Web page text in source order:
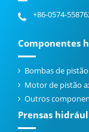
+86-0574-
Componentes
Bombas de
Motor de pistão
Outros
Prensas